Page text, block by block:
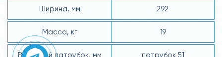
Ширина, мм 292
Масса, кг 19
Выходной патрубок, мм патрубок 51